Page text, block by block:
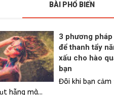
BÀI PHỔ BIẾN
3 phương
để thanh tẩy
xấu cho hào
bạn
Đôi khi bạn cảm
hẫng mà...